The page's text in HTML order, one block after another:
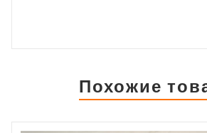
Похожие